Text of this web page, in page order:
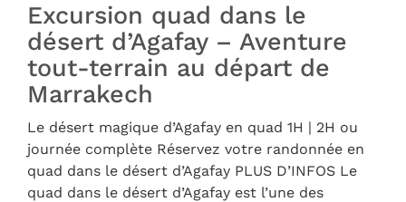
Excursion quad dans le
désert d’Agafay – Aventure
tout-terrain au départ de
Marrakech
Le désert magique d’Agafay en quad 1H | 2H ou
journée complète Réservez votre randonnée en
quad dans le désert d’Agafay PLUS D’INFOS Le
quad dans le désert d’Agafay est l’une des